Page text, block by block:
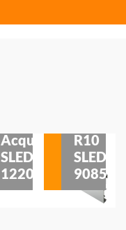
Acqua
SLED
1220
R10
SLED
9085